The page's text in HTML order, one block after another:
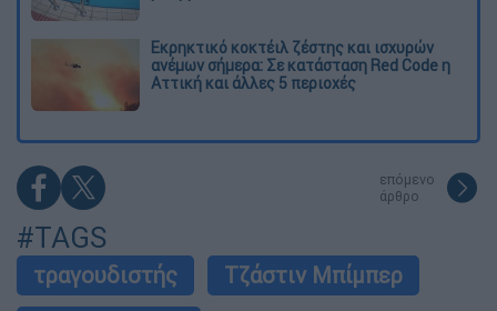
Εκρηκτικό κοκτέιλ ζέστης και ισχυρών
ανέμων σήμερα: Σε κατάσταση Red Code η
Αττική και άλλες 5 περιοχές
επόμενο
άρθρο
#TAGS
τραγουδιστής
Τζάστιν Μπίμπερ